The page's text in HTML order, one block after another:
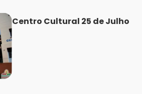
Centro Cultural 25 de Julho